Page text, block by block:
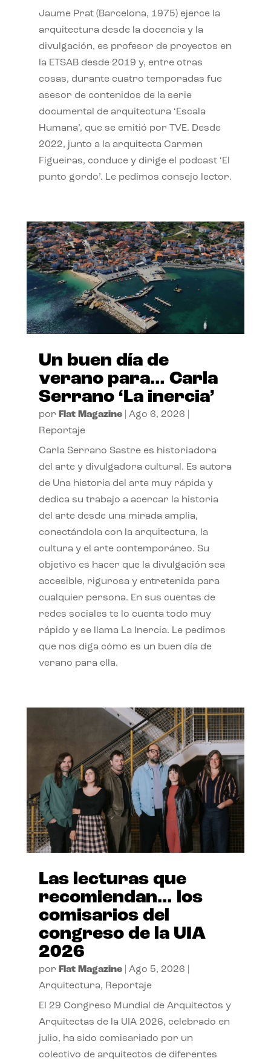
Jaume Prat (Barcelona, 1975) ejerce la
arquitectura desde la docencia y la
divulgación, es profesor de proyectos en
la ETSAB desde 2019 y, entre otras
cosas, durante cuatro temporadas fue
asesor de contenidos de la serie
documental de arquitectura ‘Escala
Humana’, que se emitió por TVE. Desde
2022, junto a la arquitecta Carmen
Figueiras, conduce y dirige el podcast ‘El
punto gordo’. Le pedimos consejo lector.
Un buen día de
verano para… Carla
Serrano ‘La inercia’
por Flat Magazine| Ago 6, 2026
Reportaje
Carla Serrano Sastre es historiadora
del arte y divulgadora cultural. Es autora
de Una historia del arte muy rápida y
dedica su trabajo a acercar la historia
del arte desde una mirada amplia,
conectándola con la arquitectura, la
cultura y el arte contemporáneo. Su
objetivo es hacer que la divulgación sea
accesible, rigurosa y entretenida para
cualquier persona. En sus cuentas de
redes sociales te lo cuenta todo muy
rápido y se llama La Inercia. Le pedimos
que nos diga cómo es un buen día de
verano para ella.
Las lecturas que
recomiendan… los
comisarios del
congreso de la UIA
2026
por Flat Magazine| Ago 5, 2026
Arquitectura, Reportaje
El 29 Congreso Mundial de Arquitectos y
Arquitectas de la UIA 2026, celebrado en
julio, ha sido comisariado por un
colectivo de arquitectos de diferentes